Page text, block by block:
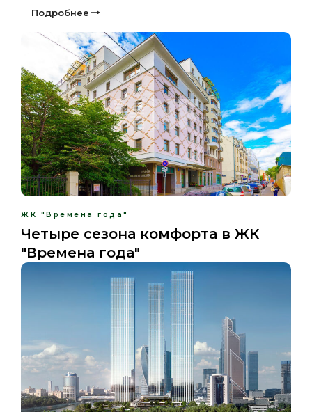
Подробнее
ЖК "Времена года"
Четыре сезона комфорта в ЖК
"Времена года"